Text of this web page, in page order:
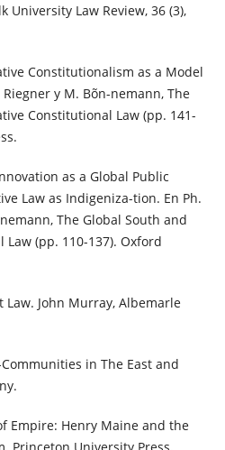
University Law Review, 36 (3),
Constitutionalism as a Model
y M. Bõn-nemann, The
Constitutional Law (pp. 141-
as a Global Public
Law as Indigeniza-tion. En Ph.
The Global South and
(pp. 110-137). Oxford
Law. John Murray, Albemarle
in The East and
Empire: Henry Maine and the
Princeton University Press.